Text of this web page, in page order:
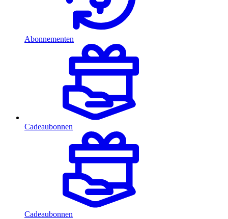
Abonnementen
Cadeaubonnen
Cadeaubonnen